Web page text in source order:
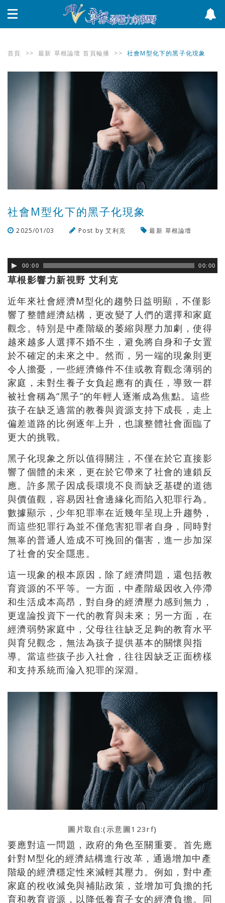
首頁 >> 最新 草根論壇 首頁輪播 >> 社會M型化下的黑子化現象
社會M型化下的黑子化現象
2025/01/03 Post by艾利克 最新 草根論壇
00:00 00:00
草根影響力新視野 艾利克
近年來社會經濟M型化的趨勢日益明顯，不僅影
響了整體經濟結構，更改變了人們的選擇和家庭
觀念。特別是中產階級的萎縮與壓力加劇，使得
越來越多人選擇不婚不生，避免將自身和子女置
於不確定的未來之中。然而，另一端的現象則更
令人擔憂，一些經濟條件不佳或教育觀念薄弱的
家庭，未對生養子女負起應有的責任，導致一群
被社會稱為“黑子”的年輕人逐漸成為焦點。這些
孩子在缺乏適當的教養與資源支持下成長，走上
偏差道路的比例逐年上升，也讓整體社會面臨了
更大的挑戰。
黑子化現象之所以值得關注，不僅在於它直接影
響了個體的未來，更在於它帶來了社會的連鎖反
應。許多黑子因成長環境不良而缺乏基礎的道德
與價值觀，容易因社會邊緣化而陷入犯罪行為。
數據顯示，少年犯罪率在近幾年呈現上升趨勢，
而這些犯罪行為並不僅危害犯罪者自身，同時對
無辜的普通人造成不可挽回的傷害，進一步加深
了社會的安全隱患。
這一現象的根本原因，除了經濟問題，還包括教
育資源的不平等。一方面，中產階級因收入停滯
和生活成本高昂，對自身的經濟壓力感到無力，
更遑論投資下一代的教育與未來；另一方面，在
經濟弱勢家庭中，父母往往缺乏足夠的教育水平
與育兒觀念，無法為孩子提供基本的關懷與指
導。當這些孩子步入社會，往往因缺乏正面榜樣
和支持系統而淪入犯罪的深淵。
圖片取自:(示意圖123rf)
要應對這一問題，政府的角色至關重要。首先應
針對M型化的經濟結構進行改革，通過增加中產
階級的經濟穩定性來減輕其壓力。例如，對中產
家庭的稅收減免與補貼政策，並增加可負擔的托
育和教育資源，以降低養育子女的經濟負擔。同